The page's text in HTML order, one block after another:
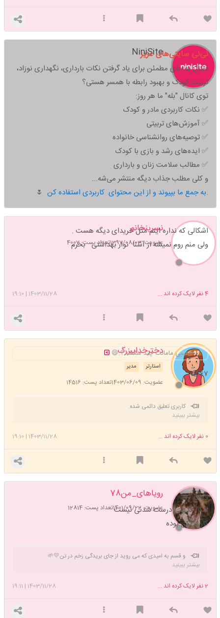
NiniSite
نی‌نی سایتی‌های عزیز
دنبال یه جای مطمئن برای یاد گرفتن نکات بارداری، نگهداری نوزاد،
تربیت کودک و بهبود رابطه با همسر هستی؟
توی کانال "بله" ما هر روز:
✅ نکات کاربردی مادر و کودک
✅ آموزش‌های تربیتی
✅ توصیه‌های روانشناسی خانواده
✅ ایده‌های رشد و بازی با کودک
✅ مطالب سلامت زنان و بارداری
و کلی مطلب جذاب دیگه منتشر می‌شه...
به جمع ما بپیوند و از این محتوای کاربردی استفاده کن.
🌷
نسرینخانم
عضویت: 1397/08/03 تعداد پست: 4007
اشکالی که نداره اینم مثل خریدای دیگه هست .
ولی منم روم نمیشه از آشنا نوار بهداشتی بخرم
1403/11/28
|
19:10 4نفر لایک کرده اند ...
دخترخدایبزرگ
مدیر استارتر
عضویت: 1403/06/09 تعداد پست: 14516
آخییی مامانت چند سالشه ؟.😄
۶۷😭
کاربری تعلیق دائمی شده.
بیشتر ببینید
1403/11/28
|
19:10 0 نفر لایک کرده اند ...
رویاهای_من78
عضویت: 1401/09/22 تعداد پست: 12814
ولش کن
افکار قدیمی درست شدنی نیست
کارت اکی بوده
و قسم به امیدی که می روید از جای بریدگی زخم در تن💛🌱
بیشتر ببینید
1403/11/28
|
19:11 2نفر لایک کرده اند ...